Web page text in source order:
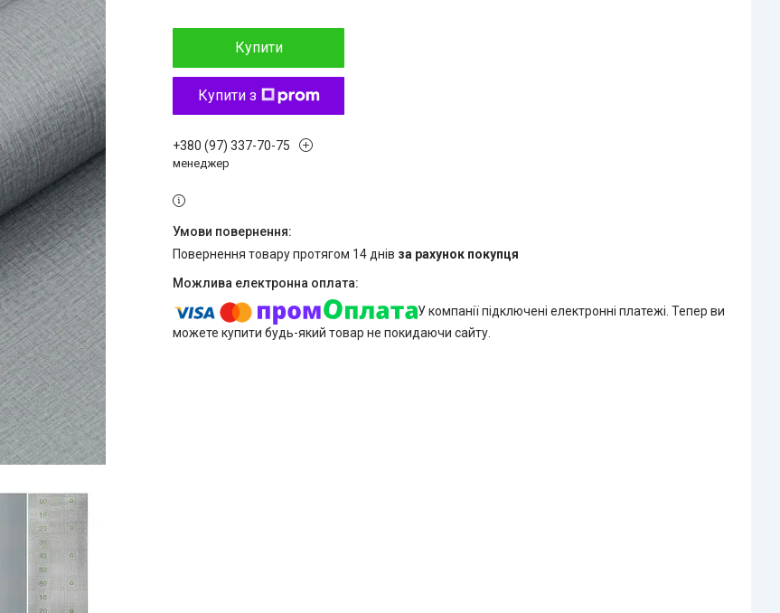
Купити
Купити з
+380 (97) 337-70-75
менеджер
повернення товару протягом 14 днів за рахунок покупця
У компанії підключені електронні платежі. Тепер ви
можете купити будь-який товар не покидаючи сайту.